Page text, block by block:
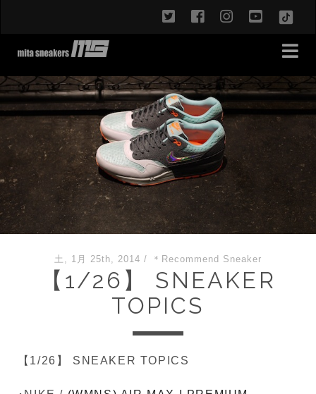
twitterfacebookinstagram
土, 1月 25th, 2014 / ＊Recommend Sneaker
【1/26】 SNEAKER
TOPICS
【1/26】 SNEAKER TOPICS